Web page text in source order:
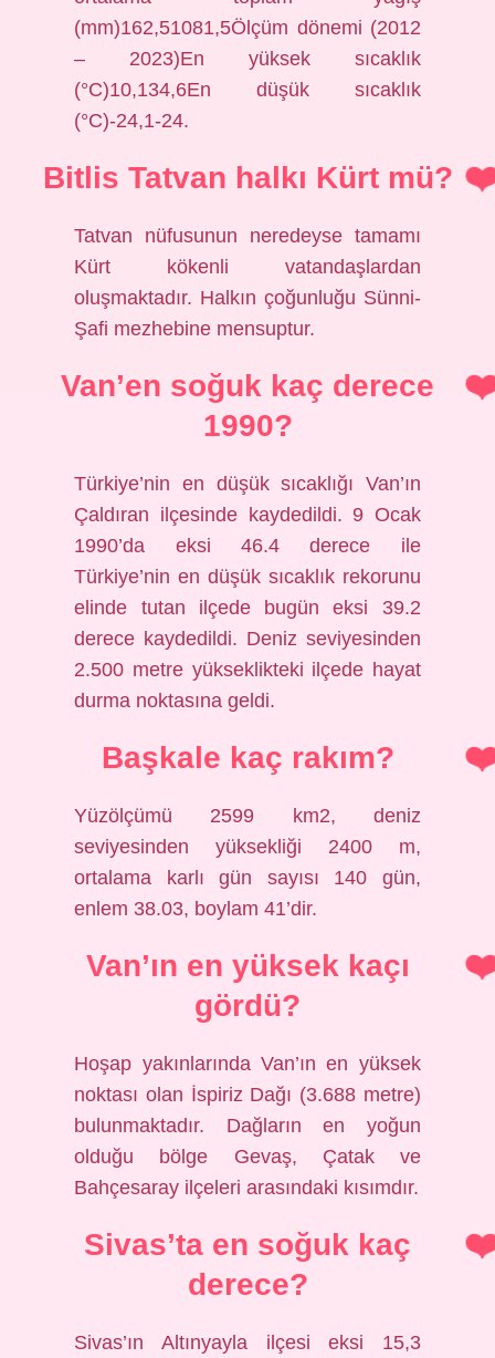
(mm)162,51081,5Ölçüm dönemi (2012
– 2023)En yüksek sıcaklık
(°C)10,134,6En düşük sıcaklık
(°C)-24,1-24.
Bitlis Tatvan halkı Kürt mü?
Tatvan nüfusunun neredeyse tamamı
Kürt kökenli vatandaşlardan
oluşmaktadır. Halkın çoğunluğu Sünni-
Şafi mezhebine mensuptur.
Van’en soğuk kaç derece
1990?
Türkiye’nin en düşük sıcaklığı Van’ın
Çaldıran ilçesinde kaydedildi. 9 Ocak
1990’da eksi 46.4 derece ile
Türkiye’nin en düşük sıcaklık rekorunu
elinde tutan ilçede bugün eksi 39.2
derece kaydedildi. Deniz seviyesinden
2.500 metre yükseklikteki ilçede hayat
durma noktasına geldi.
Başkale kaç rakım?
Yüzölçümü 2599 km2, deniz
seviyesinden yüksekliği 2400 m,
ortalama karlı gün sayısı 140 gün,
enlem 38.03, boylam 41’dir.
Van’ın en yüksek kaçı
gördü?
Hoşap yakınlarında Van’ın en yüksek
noktası olan İspiriz Dağı (3.688 metre)
bulunmaktadır. Dağların en yoğun
olduğu bölge Gevaş, Çatak ve
Bahçesaray ilçeleri arasındaki kısımdır.
Sivas’ta en soğuk kaç
derece?
Sivas’ın Altınyayla ilçesi eksi 15,3